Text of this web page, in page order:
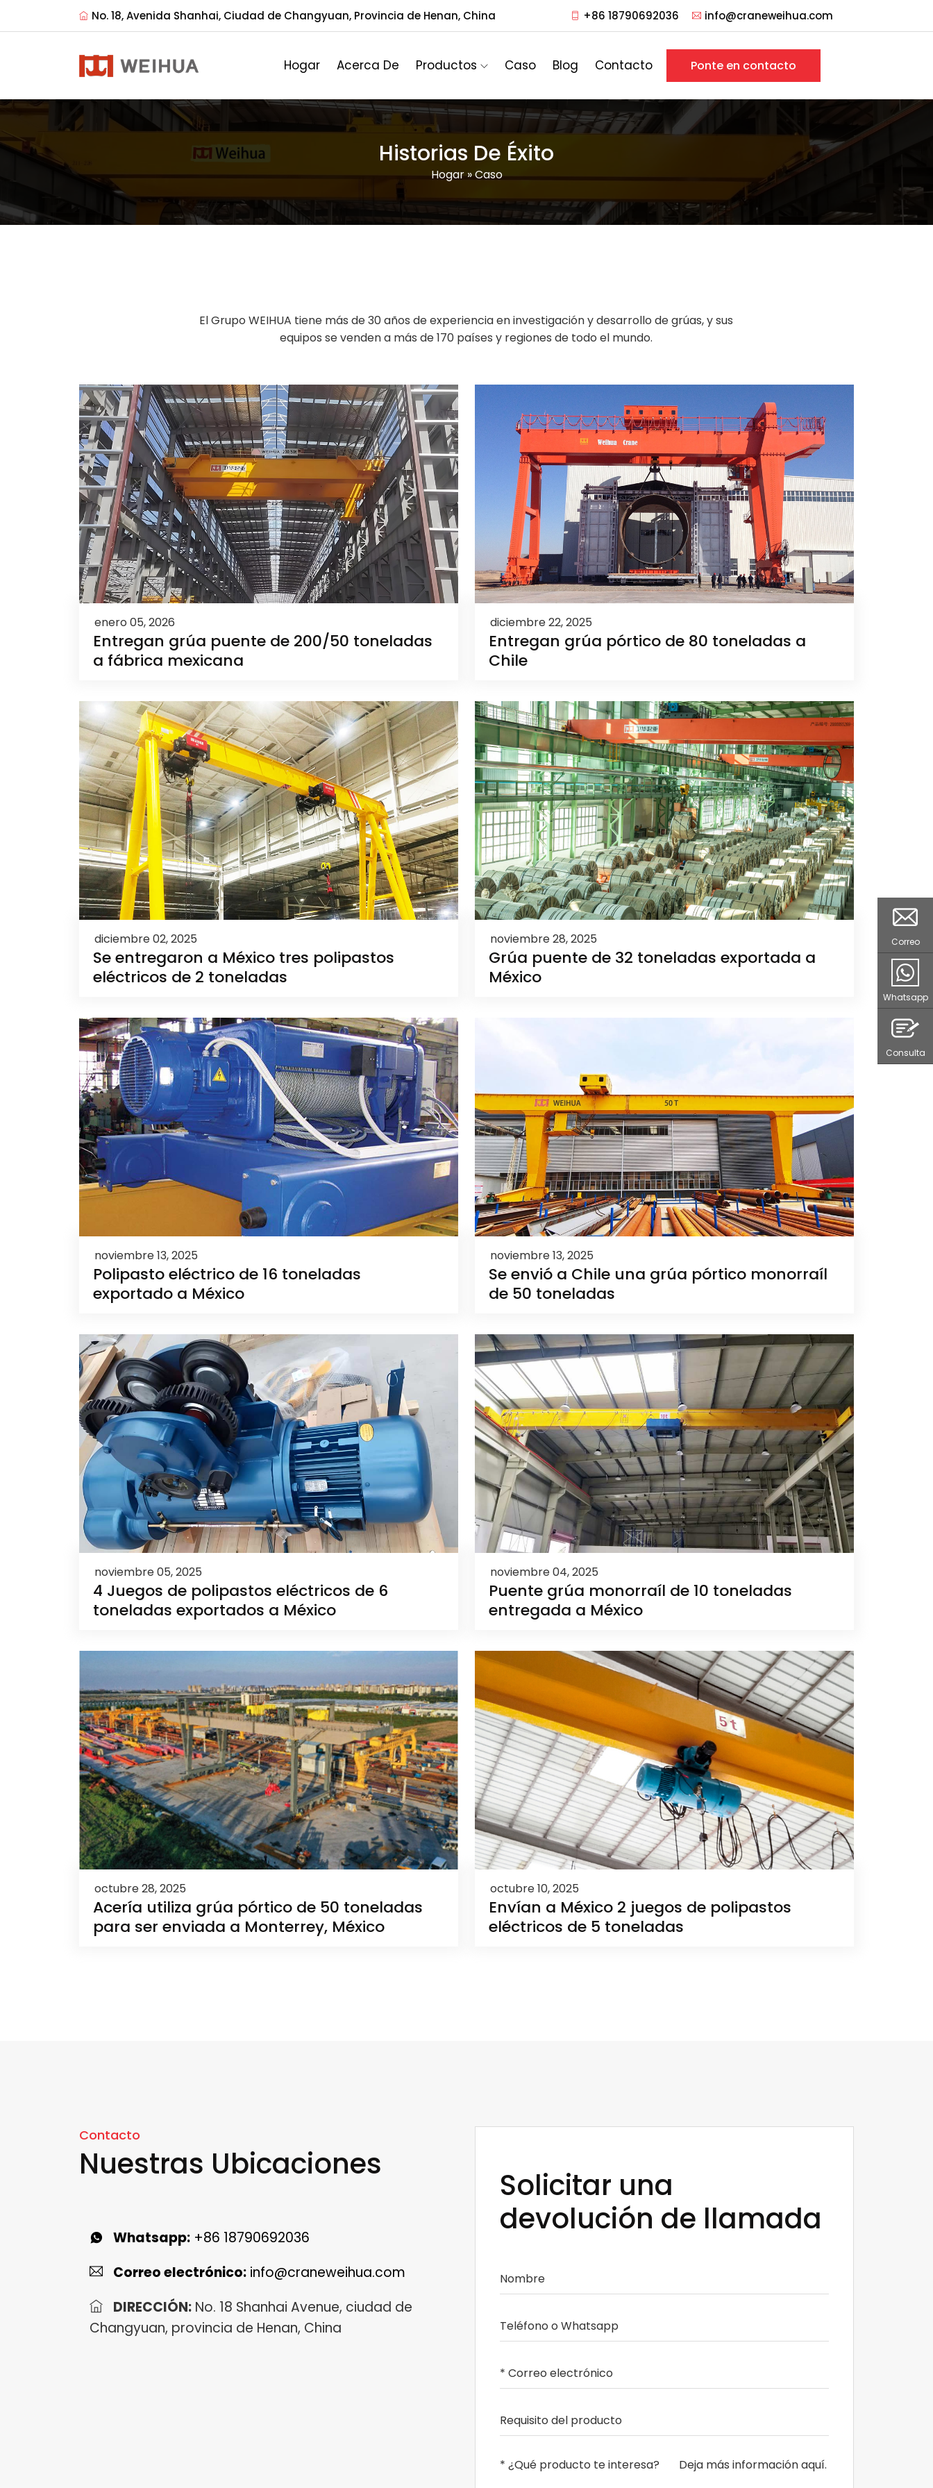
No. 18, Avenida Shanhai, Ciudad de Changyuan, Provincia de Henan, China +86 18790692036 info@craneweihua.com
Hogar Acerca De Productos Caso Blog Contacto Ponte en contacto
Historias De Éxito
Hogar»Caso
El Grupo WEIHUA tiene más de 30 años de experiencia en investigación y desarrollo de grúas, y sus
equipos se venden a más de 170 países y regiones de todo el mundo.
enero 05, 2026
Entregan grúa puente de 200/50 toneladas
a fábrica mexicana
diciembre 22, 2025
Entregan grúa pórtico de 80 toneladas a
Chile
diciembre 02, 2025
Se entregaron a México tres polipastos
eléctricos de 2 toneladas
noviembre 28, 2025
Grúa puente de 32 toneladas exportada a
México
noviembre 13, 2025
Polipasto eléctrico de 16 toneladas
exportado a México
noviembre 13, 2025
Se envió a Chile una grúa pórtico monorraíl
de 50 toneladas
noviembre 05, 2025
4 Juegos de polipastos eléctricos de 6
toneladas exportados a México
noviembre 04, 2025
Puente grúa monorraíl de 10 toneladas
entregada a México
octubre 28, 2025
Acería utiliza grúa pórtico de 50 toneladas
para ser enviada a Monterrey, México
octubre 10, 2025
Envían a México 2 juegos de polipastos
eléctricos de 5 toneladas
Contacto
Nuestras Ubicaciones
Whatsapp: +86 18790692036
Correo electrónico: info@craneweihua.com
DIRECCIÓN: No. 18 Shanhai Avenue, ciudad de
Changyuan, provincia de Henan, China
Solicitar una
devolución de llamada
Correo
Whatsapp
Consulta